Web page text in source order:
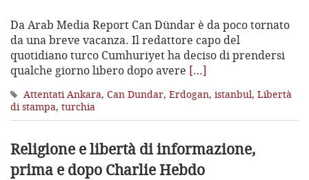
Da Arab Media Report Can Dündar è da poco tornato
da una breve vacanza. Il redattore capo del
quotidiano turco Cumhuriyet ha deciso di prendersi
qualche giorno libero dopo avere […]
Attentati Ankara, Can Dundar, Erdogan, istanbul, Libertà
di stampa, turchia
Religione e libertà di informazione,
prima e dopo Charlie Hebdo